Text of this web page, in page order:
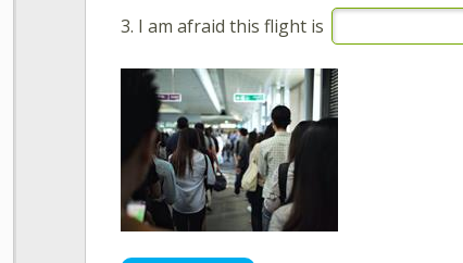
3. I am afraid this flight is